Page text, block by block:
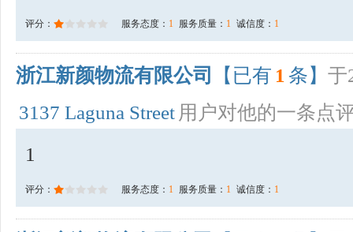
评分： 服务态度： 1 服务质量： 1 诚信度： 1
浙江新颜物流有限公司 【已有 1 条】 于
3137 Laguna Street 用户对他的一条点
1
评分： 服务态度： 1 服务质量： 1 诚信度： 1